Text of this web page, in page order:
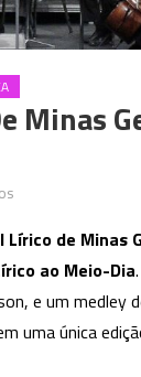
Minas
Lírico
e
Orquestra
Sinfônica
Lírico de Minas
ao Meio-Dia
e um medley
uma única